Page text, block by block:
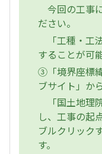
今回の工事
ださい。
「工種・工
することが可
③「境界座標
ブサイト」か
「国土地理
し、工事の起
ブルクリック
す。